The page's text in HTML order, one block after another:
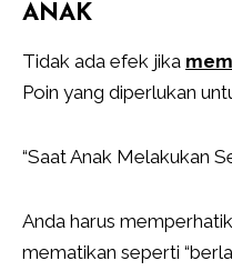
ANAK
Tidak ada efek jika
Poin yang diperlukan
“Saat Anak Melakukan
Anda harus
mematikan seperti